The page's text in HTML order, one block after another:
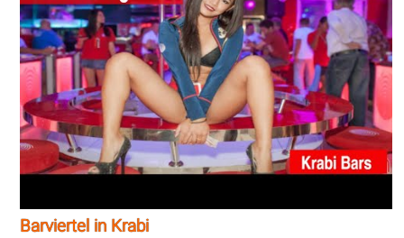
Barviertel in Krabi